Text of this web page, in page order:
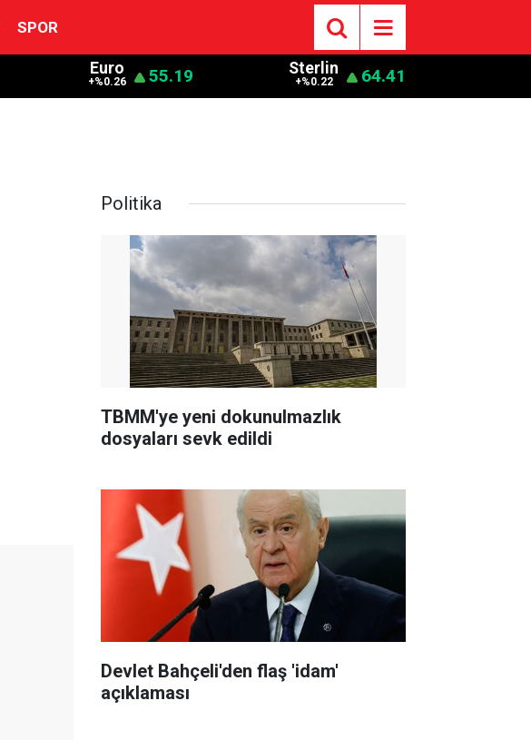
SPOR
Euro
+%0.26 55.19 Sterlin
+%0.22 64.41
Politika
TBMM'ye yeni dokunulmazlık
dosyaları sevk edildi
Devlet Bahçeli'den flaş 'idam'
açıklaması